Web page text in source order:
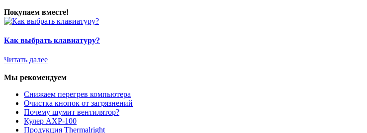
Покупаем вместе!
Как выбрать клавиатуру?
Читать далее
Мы рекомендуем
Снижаем перегрев компьютера
Очистка кнопок от загрязнений
Почему шумит вентилятор?
Кулер AXP-100
Продукция Thermalright